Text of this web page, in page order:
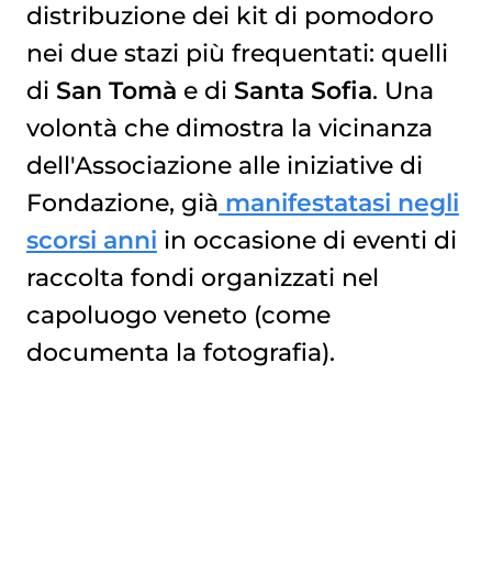
distribuzione dei kit di pomodoro
nei due stazi più frequentati: quelli
di San Tomà e di Santa Sofia. Una
volontà che dimostra la vicinanza
dell'Associazione alle iniziative di
Fondazione, già manifestatasi negli
scorsi anni in occasione di eventi di
raccolta fondi organizzati nel
capoluogo veneto (come
documenta la fotografia).